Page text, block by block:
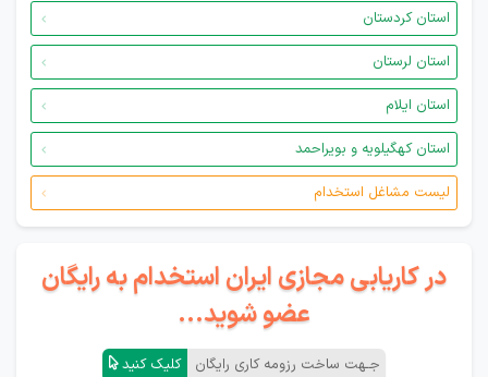
استان کردستان
استان لرستان
استان ایلام
استان کهگیلویه و بویراحمد
لیست مشاغل استخدام
در کاریابی مجازی ایران استخدام به رایگان
عضو شوید...
جـهت ساخت رزومه کاری رایگان کلیک کنید